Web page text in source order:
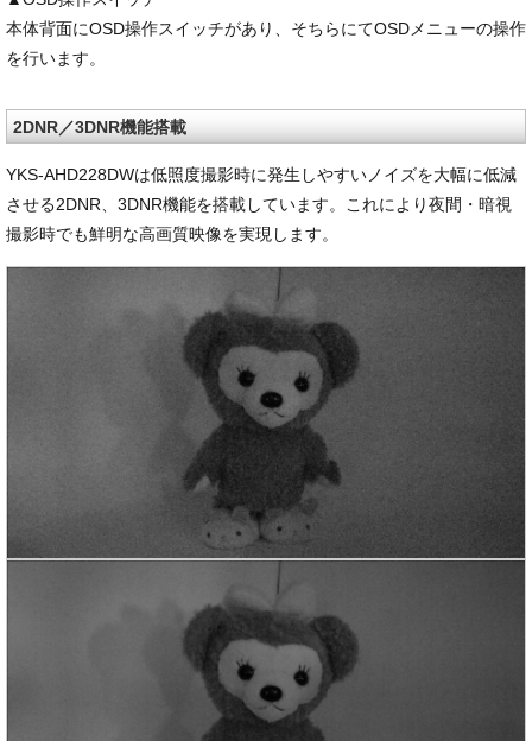
本体背面にOSD操作スイッチがあり、そちらにてOSDメニューの操作
を行います。
2DNR／3DNR機能搭載
YKS-AHD228DWは低照度撮影時に発生しやすいノイズを大幅に低減
させる2DNR、3DNR機能を搭載しています。これにより夜間・暗視
撮影時でも鮮明な高画質映像を実現します。